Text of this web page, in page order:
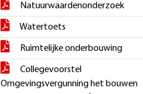
Natuurwaardenonderzoek
Watertoets
Ruimtelijke onderbouwing
Collegevoorstel
Omgevingsvergunning het bouwen